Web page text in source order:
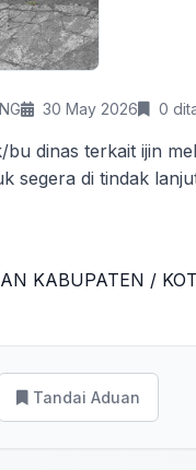
30 May 2026 0
bu dinas terkait ijin
segera di tindak
KABUPATEN /
Tandai Aduan